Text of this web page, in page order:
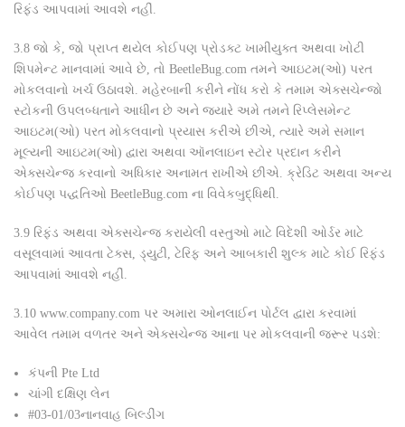
રિફંડ આપવામાં આવશે નહીં.
3.8 જો કે, જો પ્રાપ્ત થયેલ કોઈપણ પ્રોડક્ટ ખામીયુક્ત અથવા ખોટી
શિપમેન્ટ માનવામાં આવે છે, તો BeetleBug.com તમને આઇટમ(ઓ) પરત
મોકલવાનો ખર્ચ ઉઠાવશે. મહેરબાની કરીને નોંધ કરો કે તમામ એક્સચેન્જો
સ્ટોકની ઉપલબ્ધતાને આધીન છે અને જ્યારે અમે તમને રિપ્લેસમેન્ટ
આઇટમ(ઓ) પરત મોકલવાનો પ્રયાસ કરીએ છીએ, ત્યારે અમે સમાન
મૂલ્યની આઇટમ(ઓ) દ્વારા અથવા ઑનલાઇન સ્ટોર પ્રદાન કરીને
એક્સચેન્જ કરવાનો અધિકાર અનામત રાખીએ છીએ. ક્રેડિટ અથવા અન્ય
કોઈપણ પદ્ધતિઓ BeetleBug.com ના વિવેકબુદ્ધિથી.
3.9 રિફંડ અથવા એક્સચેન્જ કરાયેલી વસ્તુઓ માટે વિદેશી ઓર્ડર માટે
વસૂલવામાં આવતા ટેક્સ, ડ્યુટી, ટેરિફ અને આબકારી શુલ્ક માટે કોઈ રિફંડ
આપવામાં આવશે નહીં.
3.10 www.company.com પર અમારા ઓનલાઈન પોર્ટલ દ્વારા કરવામાં
આવેલ તમામ વળતર અને એક્સચેન્જ આના પર મોકલવાની જરૂર પડશે:
કંપની Pte Ltd
ચાંગી દક્ષિણ લેન
#03-01/03નાનવાહ બિલ્ડીંગ